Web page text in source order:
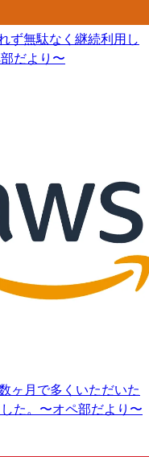
ず無駄なく継続利用し
だより〜
ヶ月で多くいただいた
た。〜オペ部だより〜